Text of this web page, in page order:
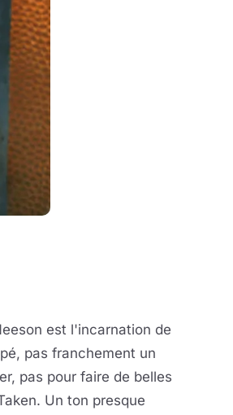
est l'incarnation de
pas franchement un
pas pour faire de belles
Un ton presque